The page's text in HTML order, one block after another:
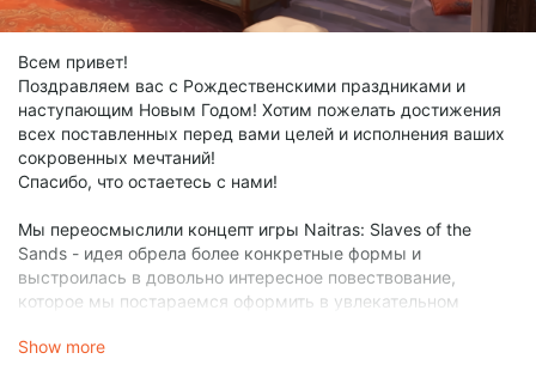
Всем привет!
Поздравляем вас с Рождественскими праздниками и
наступающим Новым Годом! Хотим пожелать достижения
всех поставленных перед вами целей и исполнения ваших
сокровенных мечтаний!
Спасибо, что остаетесь с нами!
Мы переосмыслили концепт игры Naitras: Slaves of the
Sands - идея обрела более конкретные формы и
выстроилась в довольно интересное повествование,
которое мы постараемся оформить в увлекательном
Основная история и цели главного героя не изменились, но
Show more